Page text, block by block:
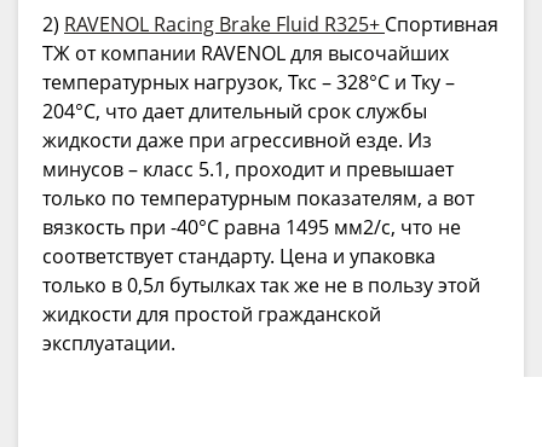
2) RAVENOL Racing Brake Fluid R325+ Спортивная
ТЖ от компании RAVENOL для высочайших
температурных нагрузок, Ткс – 328°C и Тку –
204°C, что дает длительный срок службы
жидкости даже при агрессивной езде. Из
минусов – класс 5.1, проходит и превышает
только по температурным показателям, а вот
вязкость при -40°C равна 1495 мм2/с, что не
соответствует стандарту. Цена и упаковка
только в 0,5л бутылках так же не в пользу этой
жидкости для простой гражданской
эксплуатации.